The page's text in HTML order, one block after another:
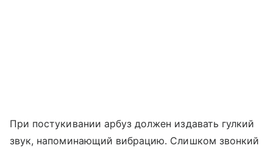
При постукивании арбуз должен издавать гулкий
звук, напоминающий вибрацию. Слишком звонкий